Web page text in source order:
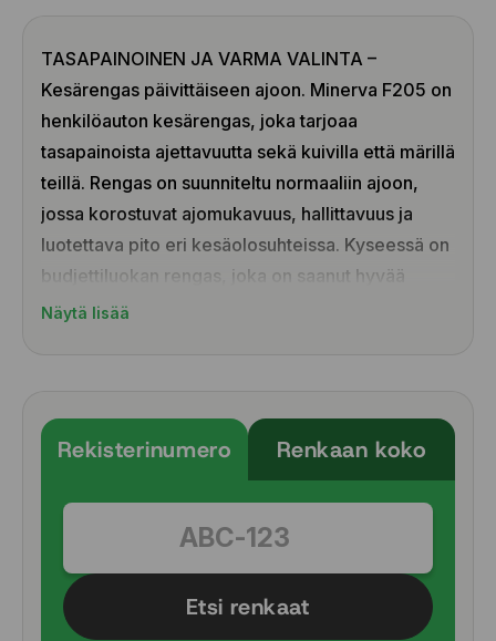
TASAPAINOINEN JA VARMA VALINTA –
Kesärengas päivittäiseen ajoon. Minerva F205 on
henkilöauton kesärengas, joka tarjoaa
tasapainoista ajettavuutta sekä kuivilla että märillä
teillä. Rengas on suunniteltu normaaliin ajoon,
jossa korostuvat ajomukavuus, hallittavuus ja
luotettava pito eri kesäolosuhteissa. Kyseessä on
budjettiluokan rengas, joka on saanut hyvää
palautetta käytännön ajossa ja ollut suosittu
Toimiva pito märällä ja kuivalla tiellä
Urakuvio auttaa veden poistossa ja vähentää
Miellyttävä ja tasainen ajomukavuus
Laaja kokovalikoima
Näytä lisää
Rekisterinumero Renkaan koko
Etsi renkaat